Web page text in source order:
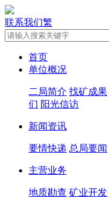
联系我们繁
首页
单位概况
二局简介 找矿成果
们 阳光信访
新闻资讯
要情快递 总局要闻
主营业务
地质勘查 矿业开发